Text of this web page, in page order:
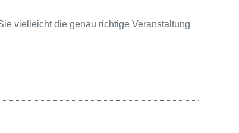
vielleicht die genau richtige Veranstaltung